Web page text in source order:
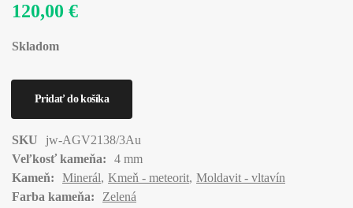
120,00 €
Skladom
SKU
jw-AGV2138/3Au
Veľkosť kameňa:
4 mm
Kameň:
Minerál Kmeň - meteorit Moldavit - vltavín
Farba kameňa:
Zelená